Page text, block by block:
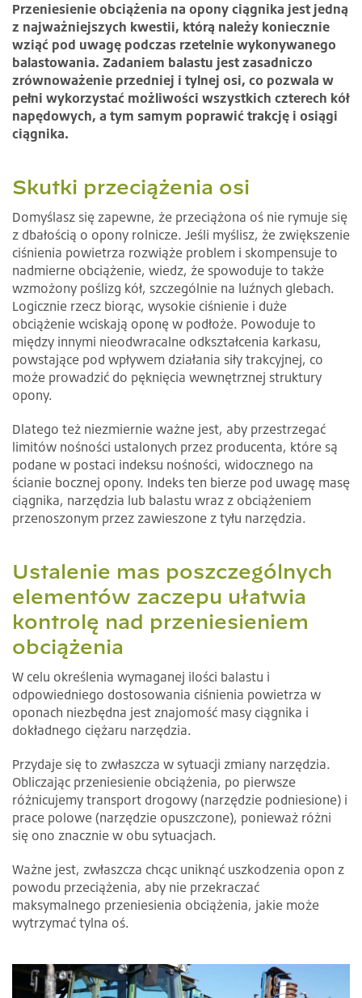
Przeniesienie obciążenia na opony ciągnika jest jedną
z najważniejszych kwestii, którą należy koniecznie
wziąć pod uwagę podczas rzetelnie wykonywanego
balastowania. Zadaniem balastu jest zasadniczo
zrównoważenie przedniej i tylnej osi, co pozwala w
pełni wykorzystać możliwości wszystkich czterech kół
napędowych, a tym samym poprawić trakcję i osiągi
ciągnika.
Skutki przeciążenia osi
Domyślasz się zapewne, że przeciążona oś nie rymuje się
z dbałością o opony rolnicze. Jeśli myślisz, że zwiększenie
ciśnienia powietrza rozwiąże problem i skompensuje to
nadmierne obciążenie, wiedz, że spowoduje to także
wzmożony poślizg kół, szczególnie na luźnych glebach.
Logicznie rzecz biorąc, wysokie ciśnienie i duże
obciążenie wciskają oponę w podłoże. Powoduje to
między innymi nieodwracalne odkształcenia karkasu,
powstające pod wpływem działania siły trakcyjnej, co
może prowadzić do pęknięcia wewnętrznej struktury
opony.
Dlatego też niezmiernie ważne jest, aby przestrzegać
limitów nośności ustalonych przez producenta, które są
podane w postaci indeksu nośności, widocznego na
ścianie bocznej opony. Indeks ten bierze pod uwagę masę
ciągnika, narzędzia lub balastu wraz z obciążeniem
przenoszonym przez zawieszone z tyłu narzędzia.
Ustalenie mas poszczególnych
elementów zaczepu ułatwia
kontrolę nad przeniesieniem
obciążenia
W celu określenia wymaganej ilości balastu i
odpowiedniego dostosowania ciśnienia powietrza w
oponach niezbędna jest znajomość masy ciągnika i
dokładnego ciężaru narzędzia.
Przydaje się to zwłaszcza w sytuacji zmiany narzędzia.
Obliczając przeniesienie obciążenia, po pierwsze
różnicujemy transport drogowy (narzędzie podniesione) i
prace polowe (narzędzie opuszczone), ponieważ różni
się ono znacznie w obu sytuacjach.
Ważne jest, zwłaszcza chcąc uniknąć uszkodzenia opon z
powodu przeciążenia, aby nie przekraczać
maksymalnego przeniesienia obciążenia, jakie może
wytrzymać tylna oś.